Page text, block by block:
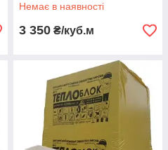
Немає в наявності
3 350 ₴/куб.м